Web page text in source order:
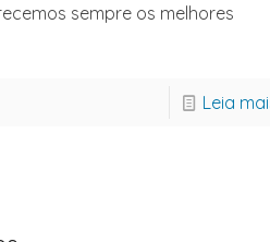
sempre os melhores
Leia